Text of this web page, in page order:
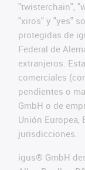
"twisterchain",
"xiros" y "yes"
protegidas de
Federal de
extranjeros.
comerciales
pendientes o
GmbH o de
Unión Europea,
jurisdicciones.
igus® GmbH